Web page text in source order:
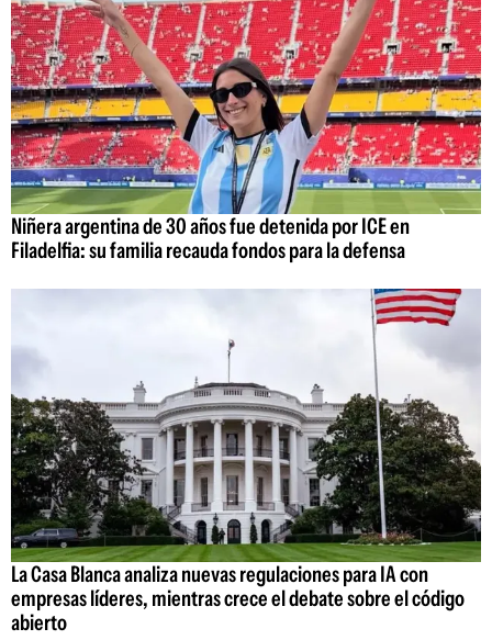
Niñera argentina de 30 años fue detenida por ICE en
Filadelfia: su familia recauda fondos para la defensa
La Casa Blanca analiza nuevas regulaciones para IA con
empresas líderes, mientras crece el debate sobre el código
abierto